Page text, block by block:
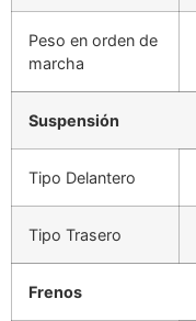
Peso en orden de
marcha
Suspensión
Tipo Delantero
Tipo Trasero
Frenos